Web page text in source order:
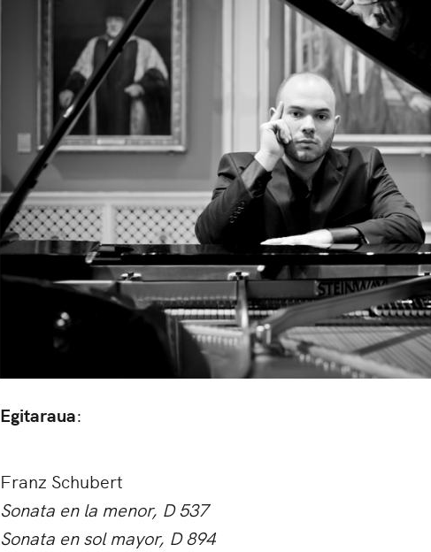
Egitaraua:
Franz Schubert
Sonata en la menor, D 537
Sonata en sol mayor, D 894